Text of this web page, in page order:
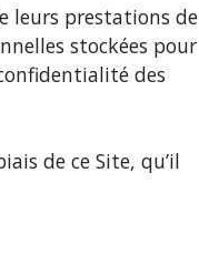
leurs prestations de
stockées pour
des
de ce Site, qu’il